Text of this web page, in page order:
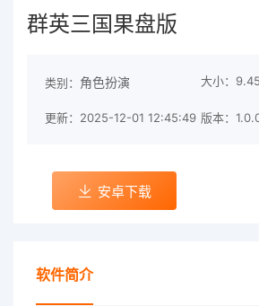
群英三国果盘版
类别： 角色扮演 大小：
更新：2025-12-01 12:45:49 版本：
安卓下载
软件简介